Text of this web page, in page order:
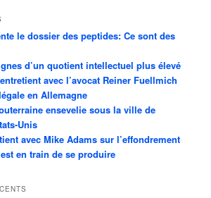
le dossier des peptides: Ce sont des
d’un quotient intellectuel plus élevé
avec l’avocat Reiner Fuellmich
en Allemagne
ensevelie sous la ville de
Unis
avec Mike Adams sur l’effondrement
en train de se produire